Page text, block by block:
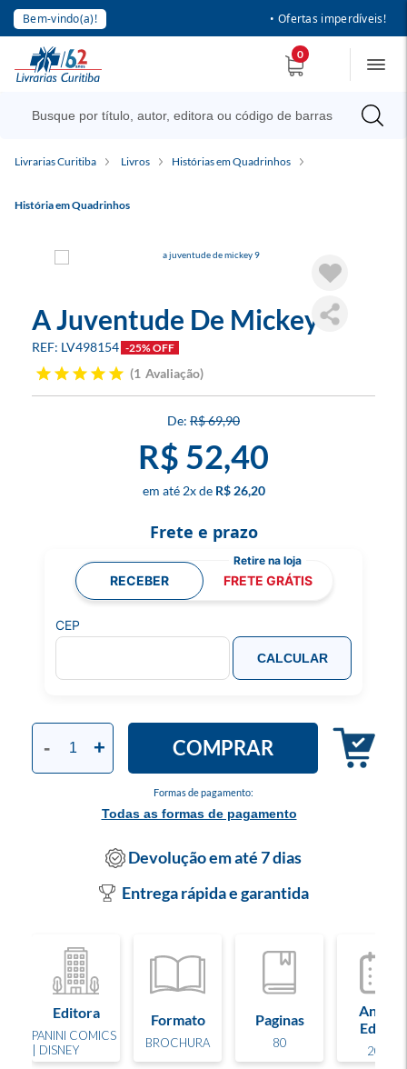
Bem-vindo(a)! • Ofertas imperdíveis!
0
Livrarias Curitiba Livros Histórias em Quadrinhos
História em Quadrinhos
A Juventude De Mickey 9
LV498154 -25% OFF
1 Avaliação
R$ 69,90
R$ 52,40
2x R$ 26,20
Formas de pagamento:
Todas as formas de pagamento
- + COMPRAR
Frete e prazo
RECEBER FRETE GRÁTIS
CEP
CALCULAR
Devolução em até 7 dias
Entrega rápida e garantida
Editora
PANINI COMICS
| DISNEY
Formato
BROCHURA
Paginas
80
Ano de
Edição
2023